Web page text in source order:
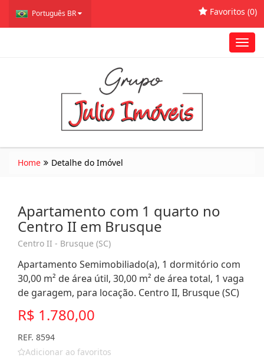
Português BR Favoritos (0)
Home Detalhe do Imóvel
Apartamento com 1 quarto no
Centro II em Brusque
Centro II - Brusque (SC)
Apartamento Semimobiliado(a), 1 dormitório com
30,00 m² de área útil, 30,00 m² de área total, 1 vaga
de garagem, para locação. Centro II, Brusque (SC)
R$ 1.780,00
REF. 8594
Adicionar ao favoritos